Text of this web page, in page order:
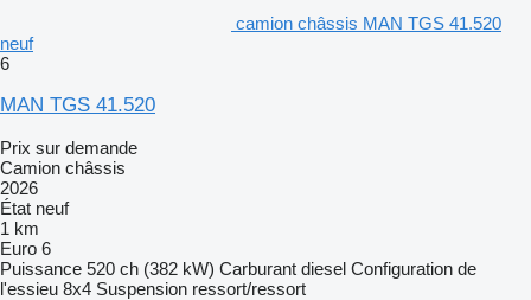
camion châssis MAN TGS 41.520
neuf
6
MAN TGS 41.520
Prix sur demande
Camion châssis
2026
État neuf
1 km
Euro 6
Puissance 520 ch (382 kW) Carburant diesel Configuration de
l'essieu 8x4 Suspension ressort/ressort